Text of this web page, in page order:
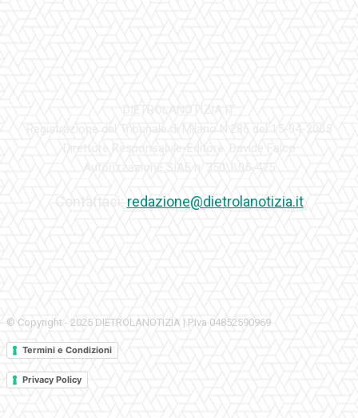
redazione@dietrolanotizia.it
© Copyright - 2025 DIETROLANOTIZIA | P.Iva 04852590969
Termini e Condizioni
Privacy Policy